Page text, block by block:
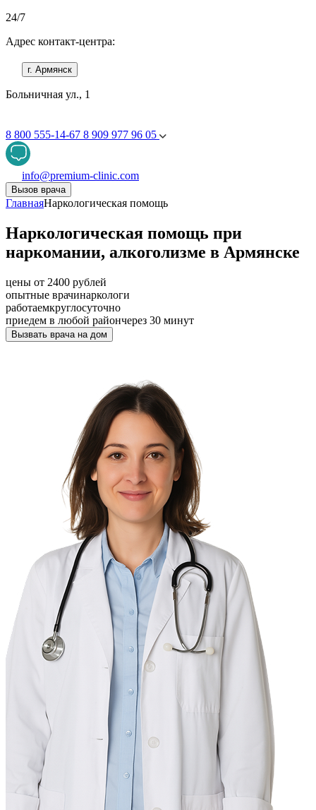
24/7
Адрес контакт-центра:
г. Армянск
Больничная ул., 1
8 800 555-14-67 8 909 977 96 05
info@premium-clinic.com
Вызов врача
ГлавнаяНаркологическая помощь
Наркологическая помощь при
наркомании, алкоголизме в Армянске
цены от 2400 рублей
опытные врачинаркологи
работаемкруглосуточно
приедем в любой райончерез 30 минут
Вызвать врача на дом